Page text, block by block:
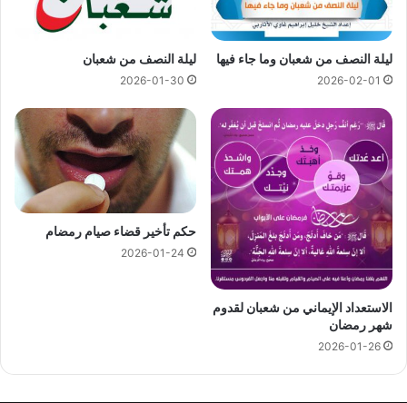
ليلة النصف من شعبان وما جاء فيها
2026-02-01
ليلة النصف من شعبان
2026-01-30
الاستعداد الإيماني من شعبان لقدوم
شهر رمضان
2026-01-26
حكم تأخير قضاء صيام رمضام
2026-01-24